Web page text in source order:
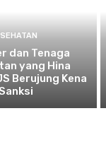
dan Tenaga
yang Hina
Berujung Kena